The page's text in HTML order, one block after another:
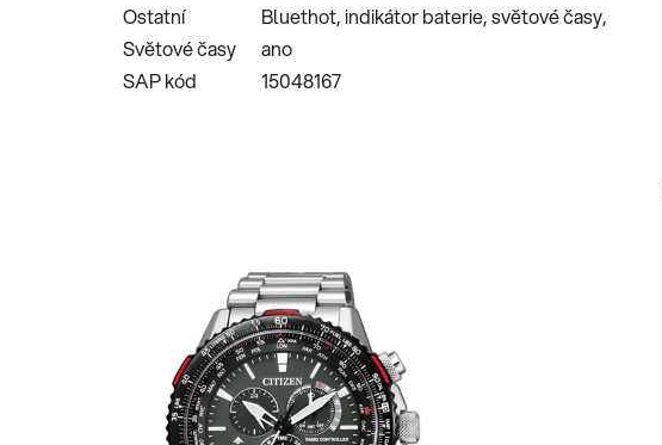
Ostatní
Bluethot, indikátor baterie, světové časy,
Světové časy
ano
SAP kód
15048167